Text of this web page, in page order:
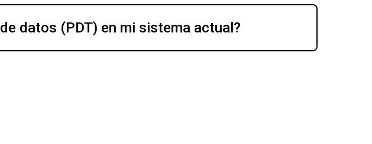
datos (PDT) en mi sistema actual?